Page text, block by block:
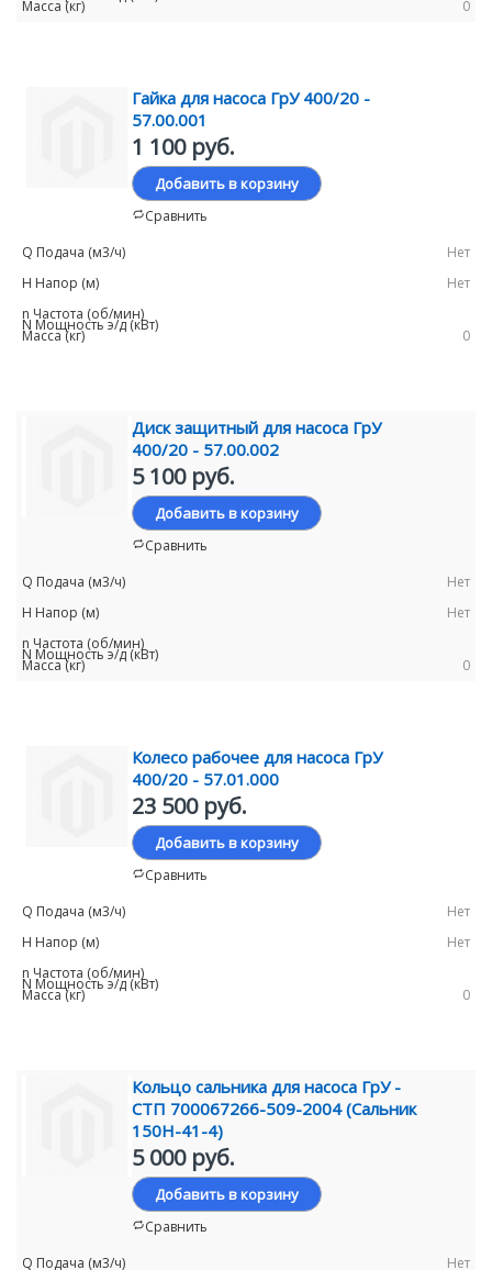
0
Гайка для насоса ГрУ 400/20 -
57.00.001
1 100 руб.
Добавить в корзину
Сравнить
Нет
Нет
0
Диск защитный для насоса ГрУ
400/20 - 57.00.002
5 100 руб.
Добавить в корзину
Сравнить
Нет
Нет
0
Колесо рабочее для насоса ГрУ
400/20 - 57.01.000
23 500 руб.
Добавить в корзину
Сравнить
Нет
Нет
0
Кольцо сальника для насоса ГрУ -
СТП 700067266-509-2004 (Сальник
150Н-41-4)
5 000 руб.
Добавить в корзину
Сравнить
Нет